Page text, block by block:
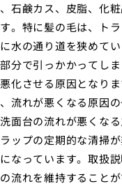
石鹸カス、皮脂、化
。特に髪の毛は、ト
水の通り道を狭めて
分で引っかかってし
化させる原因となり
流れが悪くなる原因
面台の流れが悪くな
ップの定期的な清掃
なっています。取扱
流れを維持することが